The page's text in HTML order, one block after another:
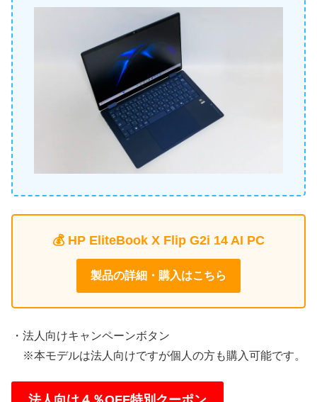
💰 HP EliteBook X Flip G2i 14 AI PC
製品の詳細・購入はこちら
・法人向けキャンペーンボタン
※本モデルは法人向けですが個人の方も購入可能です。